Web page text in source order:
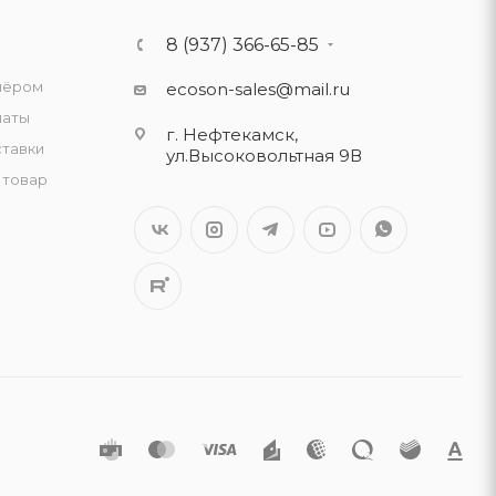
товар
8 (937) 366-65-85
ecoson-sales@mail.ru
г. Нефтекамск,
ул.Высоковольтная 9В